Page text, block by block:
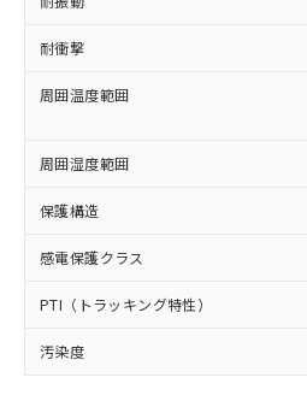
耐衝撃
周囲温度範囲
周囲湿度範囲
保護構造
感電保護クラス
PTI（トラッキング特性）
汚染度
事前の承諾なく第
示しないようお願い
マイパーツ機能（
ビス）をご利用い
メンバーズにご登
お客様が当ウェブ
登録された部品リ
および当社の共同
品・サービスに関
引・商談に必要な範
※当社の共同利用者
用者の範囲」に記
部品在庫の切り替え状況
月が前後することがあり
※3 非含有証明書ダウ
下記の非含有証明書をダ
とができます。
EU RoHS指令（10物質）
51物質の非含有証明書（
※本証明書は発行日時点
るもので、過去に遡って
準値以下であることを示
「10」：通常の使用状況
質が外部に漏えいし、環
及ぼさない年数を意味し
「－」：未確認です。当
い合わせください。
該第三者に通知し
販売先および販売
法に輸出するおそ
り引きをいたしませ
白
受注生産機種
情報を公開し